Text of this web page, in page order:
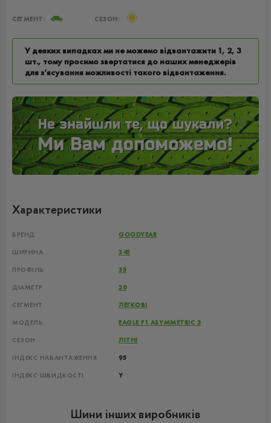
СЕГМЕНТ: СЕЗОН:
У деяких випадках ми не можемо відвантажити 1, 2, 3
шт., тому просимо звертатися до наших менеджерів
для з’ясування можливості такого відвантаження.
Характеристики
БРЕНД GOODYEAR
ШИРИНА 245
ПРОФІЛЬ 35
ДІАМЕТР 20
СЕГМЕНТ ЛЕГКОВІ
МОДЕЛЬ EAGLE F1 ASYMMETRIC 3
СЕЗОН ЛІТНІ
ІНДЕКС НАВАНТАЖЕННЯ 95
ІНДЕКС ШВИДКОСТІ Y
Шини інших виробників